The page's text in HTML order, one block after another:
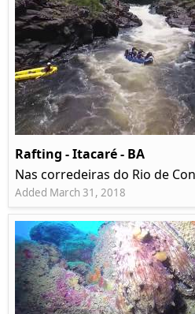
Rafting - Itacaré - BA
Nas corredeiras do Rio de
Added March 31, 2018